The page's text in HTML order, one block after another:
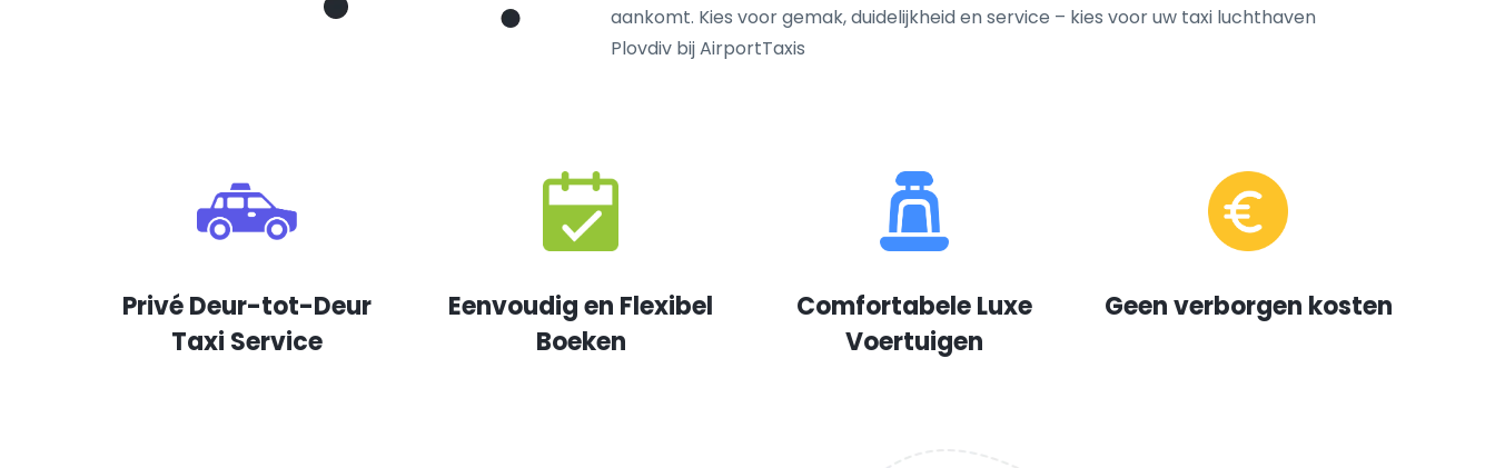
aankomt. Kies voor gemak, duidelijkheid en service – kies voor uw taxi luchthaven
Plovdiv bij AirportTaxis
Privé Deur-tot-Deur
Taxi Service
Eenvoudig en Flexibel
Boeken
Comfortabele Luxe
Voertuigen
Geen verborgen kosten